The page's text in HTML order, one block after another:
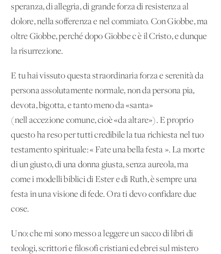
speranza, di allegria, di grande forza di resistenza al
dolore, nella sofferenza e nel commiato. Con Giobbe, ma
oltre Giobbe, perché dopo Giobbe c'è il Cristo, e dunque
la risurrezione.
E tu hai vissuto questa straordinaria forza e serenità da
persona assolutamente normale, non da persona pia,
devota, bigotta, e tanto meno da «santa»
(nell'accezione comune, cioè «da altare»). E proprio
questo ha reso per tutti credibile la tua richiesta nel tuo
testamento spirituale: « Fate una bella festa ». La morte
di un giusto, di una donna giusta, senza aureola, ma
come i modelli biblici di Ester e di Ruth, è sempre una
festa in una visione di fede. Ora ti devo confidare due
cose.
Uno: che mi sono messo a leggere un sacco di libri di
teologi, scrittori e filosofi cristiani ed ebrei sul mistero